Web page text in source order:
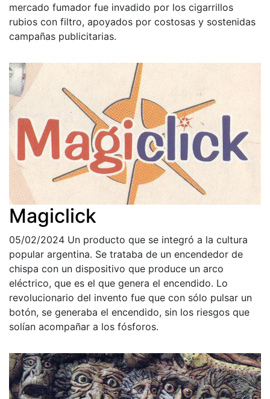
mercado fumador fue invadido por los cigarrillos
rubios con filtro, apoyados por costosas y sostenidas
campañas publicitarias.
Magiclick
05/02/2024 Un producto que se integró a la cultura
popular argentina. Se trataba de un encendedor de
chispa con un dispositivo que produce un arco
eléctrico, que es el que genera el encendido. Lo
revolucionario del invento fue que con sólo pulsar un
botón, se generaba el encendido, sin los riesgos que
solían acompañar a los fósforos.